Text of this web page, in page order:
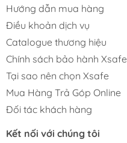
Hướng dẫn mua hàng
Điều khoản dịch vụ
Catalogue thương hiệu
Chính sách bảo hành Xsafe
Tại sao nên chọn Xsafe
Mua Hàng Trả Góp Online
Đối tác khách hàng
Kết nối với chúng tôi